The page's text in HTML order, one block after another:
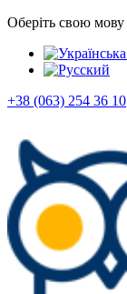
Оберіть свою мову
+38 (063) 254 36 10